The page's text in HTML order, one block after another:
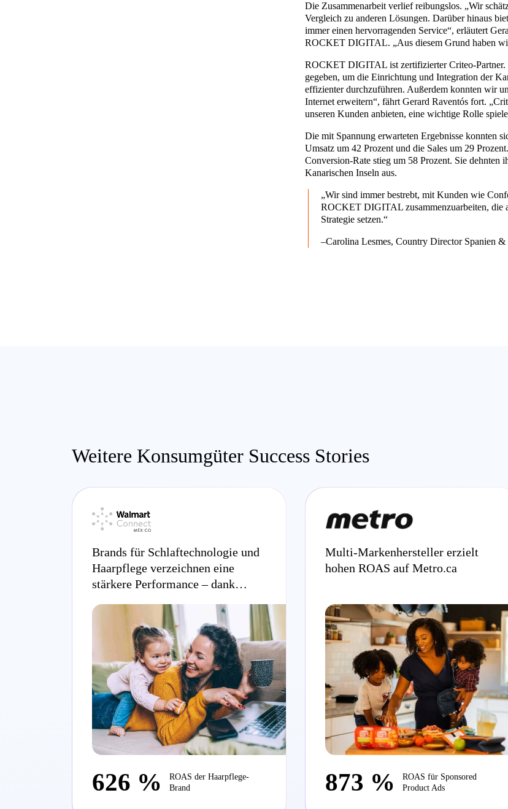
Die Zusammenarbeit verlief reibungslos. „Wir
Vergleich zu anderen Lösungen. Darüber hinaus
immer einen hervorragenden Service“, erläutert
ROCKET DIGITAL. „Aus diesem Grund haben
ROCKET DIGITAL ist zertifizierter Criteo-Partner.
gegeben, um die Einrichtung und Integration der
effizienter durchzuführen. Außerdem konnten wir
Internet erweitern“, fährt Gerard Raventós fort.
unseren Kunden anbieten, eine wichtige Rolle
Die mit Spannung erwarteten Ergebnisse konnten
Umsatz um 42 Prozent und die Sales um 29
Conversion-Rate stieg um 58 Prozent. Sie dehnten
Kanarischen Inseln aus.
„Wir sind immer bestrebt, mit Kunden wie
ROCKET DIGITAL zusammenzuarbeiten, die
Strategie setzen.“
–Carolina Lesmes, Country Director Spanien
Weitere Konsumgüter Success Stories
Brands für Schlaftechnologie und
Haarpflege verzeichnen eine
stärkere Performance – dank
626 %
ROAS der Haarpflege-
Brand
Multi-Markenhersteller erzielt
hohen ROAS auf Metro.ca
873 %
ROAS für Sponsored
Product Ads